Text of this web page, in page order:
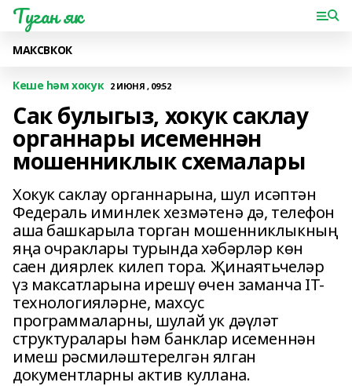
Туган як
МАКСВКОК
Кеше һәм хокук 2 ИЮНЯ , 09:52
Сак булыгыз, хокук саклау
органнары исеменнән
мошенниклык схемалары
Хокук саклау органнарына, шул исәптән
Федераль иминлек хезмәтенә дә, телефон
аша башкарыла торган мошенниклыкның
яңа очраклары турында хәбәрләр көн
саен диярлек килеп тора. Җинаятьчеләр
үз максатларына ирешү өчен заманча IT-
технологияләрне, махсус
программаларны, шулай ук дәүләт
структуралары һәм банклар исеменнән
имеш рәсмиләштерелгән ялган
документларны актив куллана.